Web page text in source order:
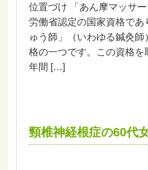
位置づけ 「あん摩マッサ
労働省認定の国家資格であ
ゅう師」（いわゆる鍼灸
格の一つです。この資格
年間 […]
頸椎神経根症の60代